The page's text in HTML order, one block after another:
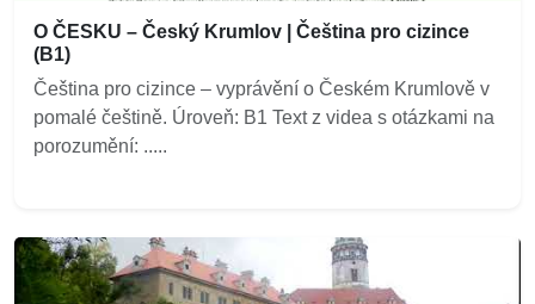
O ČESKU – Český Krumlov | Čeština pro cizince
(B1)
Čeština pro cizince – vyprávění o Českém Krumlově v
pomalé češtině. Úroveň: B1 Text z videa s otázkami na
porozumění: .....